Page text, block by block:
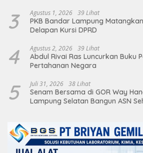
3 Agustus 1, 2026 39 Lihat
PKB Bandar Lampung
Delapan Kursi DPRD
4 Agustus 2, 2026 39 Lihat
Abdul Rivai Ras Luncurkan Buku
Pertahanan Negara
5 Juli 31, 2026 38 Lihat
Senam Bersama di GOR Way
Lampung Selatan Bangun ASN